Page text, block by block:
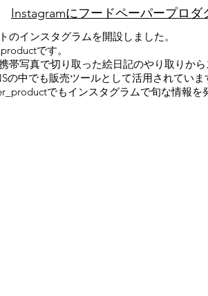
Instagramにフードペーパープロダ
のインスタグラムを開設しました。
です。
帯写真で切り取った絵日記のやり取りか
の中でも販売ツールとして活用されていま
でもインスタグラムで旬な情報